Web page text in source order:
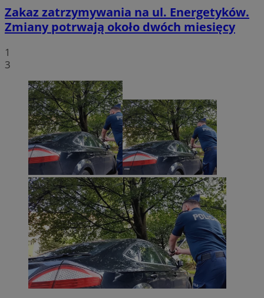
Zakaz zatrzymywania na ul. Energetyków.
Zmiany potrwają około dwóch miesięcy
1
3